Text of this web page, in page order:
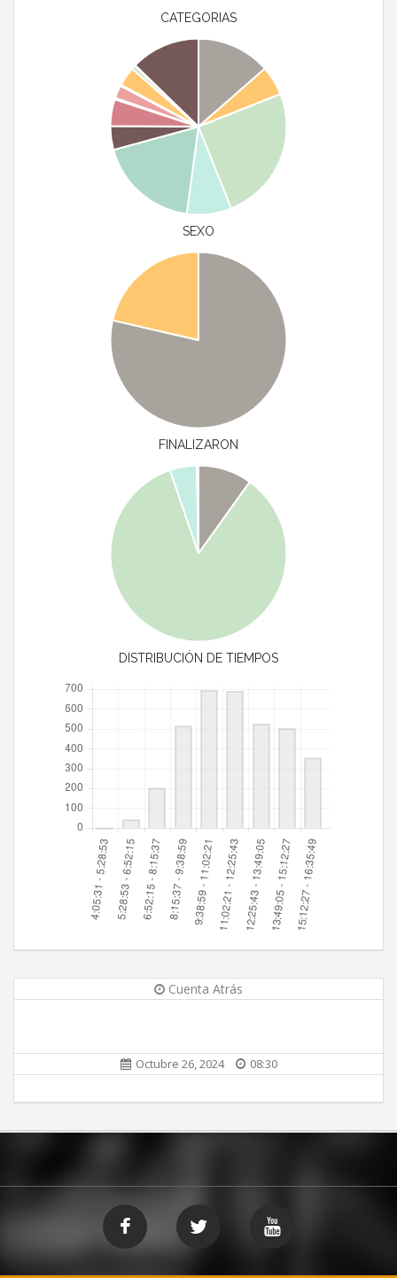
CATEGORIAS
SEXO
FINALIZARON
DISTRIBUCIÓN DE TIEMPOS
Cuenta Atrás
Octubre 26, 2024 08:30